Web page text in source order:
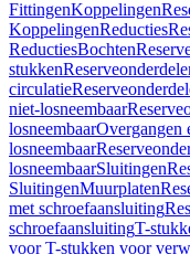
FittingenKoppelingen
KoppelingenReducties
ReductiesBochten
stukken
circulatie
niet-losneembaar
losneembaarOvergangen
losneembaar
losneembaarSluitingen
SluitingenMuurplaten
met schroefaansluiting
schroefaansluitingT-
voor T-stukken voor